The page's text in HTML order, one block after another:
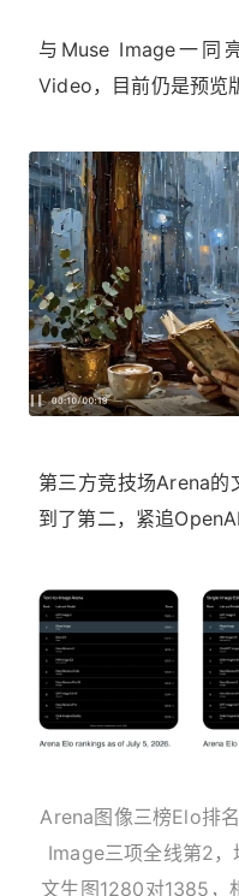
与Muse Image一同
Video，目前仍是预览
第三方竞技场Arena
到了第二，紧追
Arena图像三榜Elo排
Image三项全线第2
文生图1280对1385，